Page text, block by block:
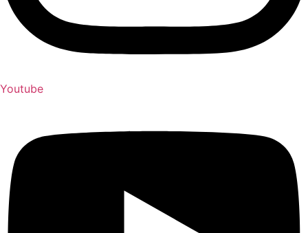
Youtube